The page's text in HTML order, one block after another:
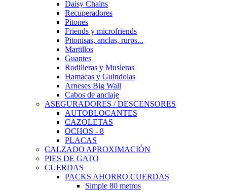
Daisy Chains
Recuperadores
Pitones
Friends y microfriends
Pitonisas, anclas, rurps...
Martillos
Guantes
Rodilleras y Musleras
Hamacas y Guindolas
Arneses Big Wall
Cabos de anclaje
ASEGURADORES / DESCENSORES
AUTOBLOCANTES
CAZOLETAS
OCHOS - 8
PLACAS
CALZADO APROXIMACIÓN
PIES DE GATO
CUERDAS
PACKS AHORRO CUERDAS
Simple 80 metros